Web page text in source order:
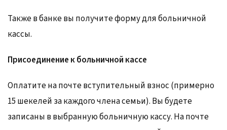
Также в банке вы получите форму для больничной
кассы.
Присоединение к больничной кассе
Оплатите на почте вступительный взнос (примерно
15 шекелей за каждого члена семьи). Вы будете
записаны в выбранную больничную кассу. На почте